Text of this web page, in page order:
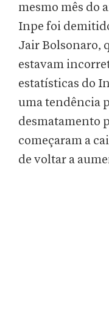
mesmo mês do
Inpe foi
Jair Bolsonaro,
estavam
estatísticas do
uma tendência
desmatamento
começaram a
de voltar a